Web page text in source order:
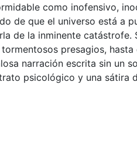
como inofensivo,
de que el universo está a
de la inminente
presagios,
narración escrita sin un
psicológico y una sátira